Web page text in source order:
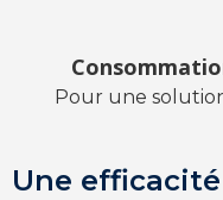
Pour une
Une